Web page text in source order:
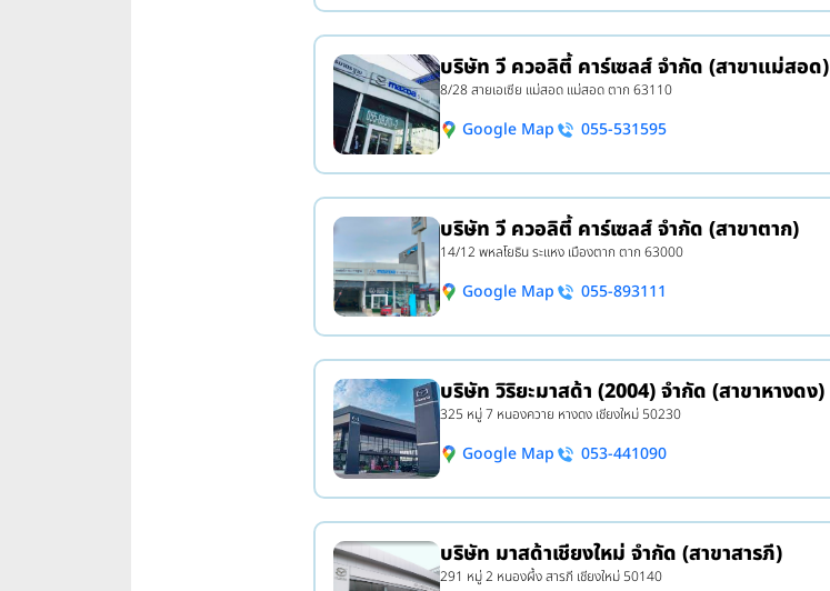
บริษัท วี ควอลิตี้ คาร์เซลส์ จำกัด (สาขาแม่สอด)
8/28 สายเอเซีย แม่สอด แม่สอด ตาก 63110
Google Map 055-531595
บริษัท วี ควอลิตี้ คาร์เซลส์ จำกัด (สาขาตาก)
14/12 พหลโยธิน ระแหง เมืองตาก ตาก 63000
Google Map 055-893111
บริษัท วิริยะมาสด้า (2004) จำกัด (สาขาหางดง)
325 หมู่ 7 หนองควาย หางดง เชียงใหม่ 50230
Google Map 053-441090
บริษัท มาสด้าเชียงใหม่ จำกัด (สาขาสารภี)
291 หมู่ 2 หนองผึ้ง สารภี เชียงใหม่ 50140